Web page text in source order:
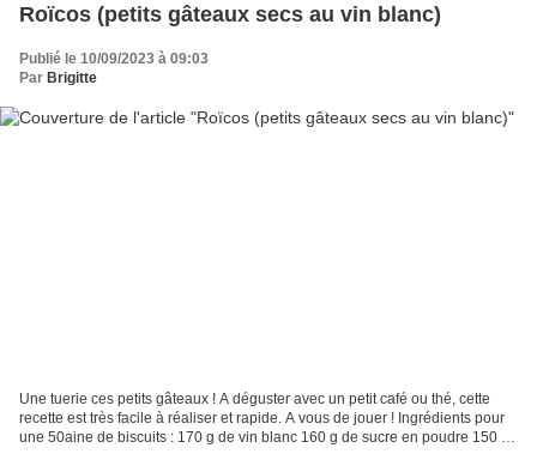
Roïcos (petits gâteaux secs au vin blanc)
Publié le 10/09/2023 à 09:03
Par Brigitte
Une tuerie ces petits gâteaux ! A déguster avec un petit café ou thé, cette
recette est très facile à réaliser et rapide. A vous de jouer ! Ingrédients pour
une 50aine de biscuits : 170 g de vin blanc 160 g de sucre en poudre 150 g